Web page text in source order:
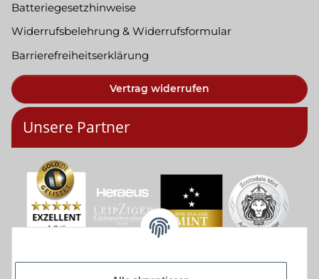
Batteriegesetzhinweise
Widerrufsbelehrung & Widerrufsformular
Barrierefreiheitserklärung
Vertrag widerrufen
Unsere Partner